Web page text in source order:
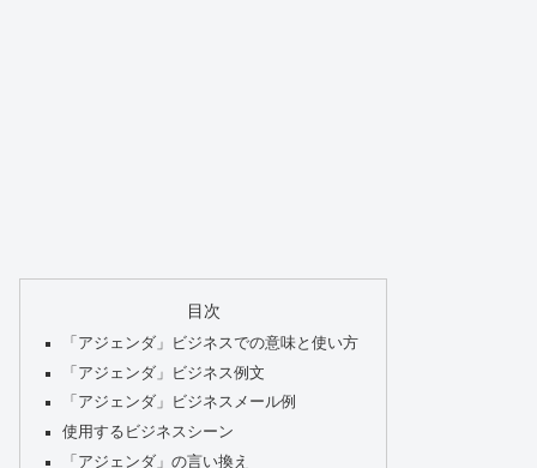
目次
「アジェンダ」ビジネスでの意味と使い方
「アジェンダ」ビジネス例文
「アジェンダ」ビジネスメール例
使用するビジネスシーン
「アジェンダ」の言い換え